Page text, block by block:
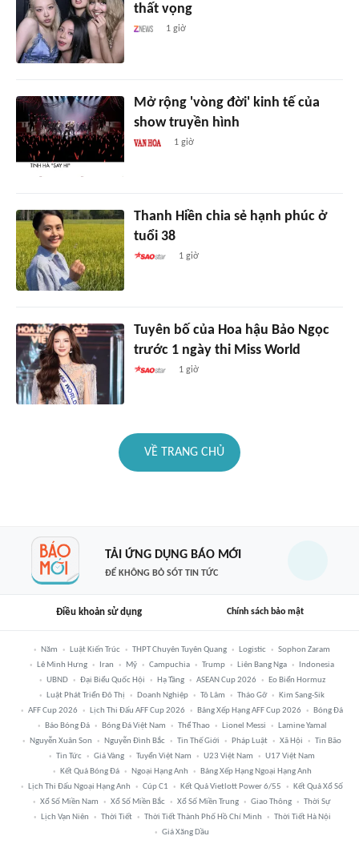
thất vọng
1 giờ
Mở rộng 'vòng đời' kinh tế của
show truyền hình
1 giờ
Thanh Hiền chia sẻ hạnh phúc ở
tuổi 38
1 giờ
Tuyên bố của Hoa hậu Bảo Ngọc
trước 1 ngày thi Miss World
1 giờ
VỀ TRANG CHỦ
TẢI ỨNG DỤNG BÁO MỚI
ĐỂ KHÔNG BỎ SÓT TIN TỨC
Điều khoản sử dụng Chính sách bảo mật
Năm Luật Kiến Trúc THPT Chuyên Tuyên Quang Logistic
Sophon Zaram
Lê Minh Hưng
Iran Mỹ Campuchia Trump Liên Bang Nga
Indonesia
UBND
Đại Biểu Quốc Hội Hạ Tầng ASEAN Cup 2026
Eo Biển Hormuz
Luật Phát Triển Đô Thị
Doanh Nghiệp Tô Lâm Tháo Gỡ
Kim Sang-Sik
AFF Cup 2026
Lịch Thi Đấu AFF Cup 2026 Bảng Xếp Hạng AFF Cup 2026
Bóng Đá
Báo Bóng Đá
Bóng Đá Việt Nam Thể Thao Lionel Messi
Lamine Yamal
Nguyễn Xuân Son
Nguyễn Đình Bắc Tin Thế Giới Pháp Luật Xã Hội
Tin Bão
Tin Tức
Giá Vàng Tuyển Việt Nam U23 Việt Nam
U17 Việt Nam
Kết Quả Bóng Đá
Ngoại Hạng Anh
Bảng Xếp Hạng Ngoại Hạng Anh
Lịch Thi Đấu Ngoại Hạng Anh
Cúp C1 Kết Quả Vietlott Power 6/55
Kết Quả Xổ Số
Xổ Số Miền Nam
Xổ Số Miền Bắc Xổ Số Miền Trung Giao Thông
Thời Sự
Lịch Vạn Niên
Thời Tiết Thời Tiết Thành Phố Hồ Chí Minh
Thời Tiết Hà Nội
Giá Xăng Dầu